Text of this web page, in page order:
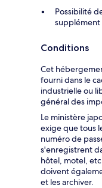
Possibilité
supplément
Conditions
Cet
fourni dans le
industrielle ou
général des
Le ministère
exige que tous
numéro de
s'enregistrent
hôtel, motel,
doivent
et les archiver.